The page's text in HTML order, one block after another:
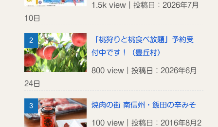
1.5k view｜投稿日：2026年7月
10日
「桃狩りと桃食べ放題」予約受
付中です！（豊丘村）
800 view｜投稿日：2026年6月
24日
焼肉の街 南信州・飯田の辛みそ
100 view｜投稿日：2016年8月2